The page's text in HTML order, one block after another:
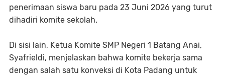
penerimaan siswa baru pada 23 Juni 2026 yang turut
dihadiri komite sekolah.
Di sisi lain, Ketua Komite SMP Negeri 1 Batang Anai,
Syafrieldi, menjelaskan bahwa komite bekerja sama
dengan salah satu konveksi di Kota Padang untuk